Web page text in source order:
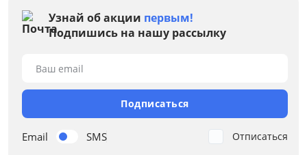
Узнай об акции первым!
Подпишись на нашу рассылку
Email SMS
Ваш email
Подписаться
Отписаться